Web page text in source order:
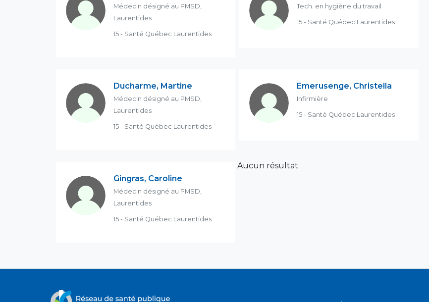
Médecin désigné au PMSD,
Laurentides
15 - Santé Québec Laurentides
Tech. en hygiène du travail
15 - Santé Québec Laurentides
Ducharme, Martine
Médecin désigné au PMSD,
Laurentides
15 - Santé Québec Laurentides
Emerusenge, Christella
Infirmière
15 - Santé Québec Laurentides
Gingras, Caroline
Médecin désigné au PMSD,
Laurentides
15 - Santé Québec Laurentides
Aucun résultat